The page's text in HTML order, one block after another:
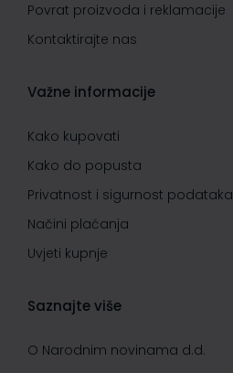
Povrat proizvoda i reklamacije
Kontaktirajte nas
Važne informacije
Kako kupovati
Kako do popusta
Privatnost i sigurnost podataka
Načini plaćanja
Uvjeti kupnje
Saznajte više
O Narodnim novinama d.d.